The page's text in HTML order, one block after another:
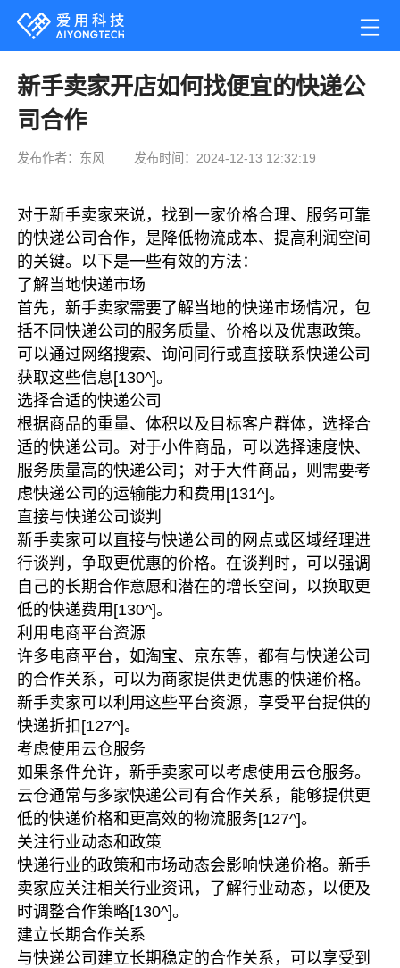
新手卖家开店如何找便宜的快递公
司合作
发布作者：东风 发布时间：2024-12-13 12:32:19
对于新手卖家来说，找到一家价格合理、服务可靠
的快递公司合作，是降低物流成本、提高利润空间
的关键。以下是一些有效的方法：
了解当地快递市场
首先，新手卖家需要了解当地的快递市场情况，包
括不同快递公司的服务质量、价格以及优惠政策。
可以通过网络搜索、询问同行或直接联系快递公司
获取这些信息[130^]。
选择合适的快递公司
根据商品的重量、体积以及目标客户群体，选择合
适的快递公司。对于小件商品，可以选择速度快、
服务质量高的快递公司；对于大件商品，则需要考
虑快递公司的运输能力和费用 [131^]。
直接与快递公司谈判
新手卖家可以直接与快递公司的网点或区域经理进
行谈判，争取更优惠的价格。在谈判时，可以强调
自己的长期合作意愿和潜在的增长空间，以换取更
低的快递费用 [130^]。
利用电商平台资源
许多电商平台，如淘宝、京东等，都有与快递公司
的合作关系，可以为商家提供更优惠的快递价格。
新手卖家可以利用这些平台资源，享受平台提供的
快递折扣 [127^]。
考虑使用云仓服务
如果条件允许，新手卖家可以考虑使用云仓服务。
云仓通常与多家快递公司有合作关系，能够提供更
低的快递价格和更高效的物流服务[127^]。
关注行业动态和政策
快递行业的政策和市场动态会影响快递价格。新手
卖家应关注相关行业资讯，了解行业动态，以便及
时调整合作策略[130^]。
建立长期合作关系
与快递公司建立长期稳定的合作关系，可以享受到